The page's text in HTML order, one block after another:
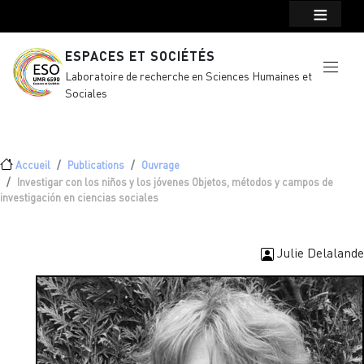
ESPACES ET SOCIÉTÉS
Laboratoire de recherche en Sciences Humaines et
Sociales
Fil d'Ariane
Accueil Publications
Ouvrage
Investigar con los niños y los jóvenes Objetos, métodos y campos de
investigación en ciencias sociales
Julie Delalande